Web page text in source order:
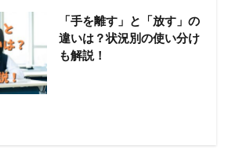
「手を離す」と「放す」の
違いは？状況別の使い分け
も解説！